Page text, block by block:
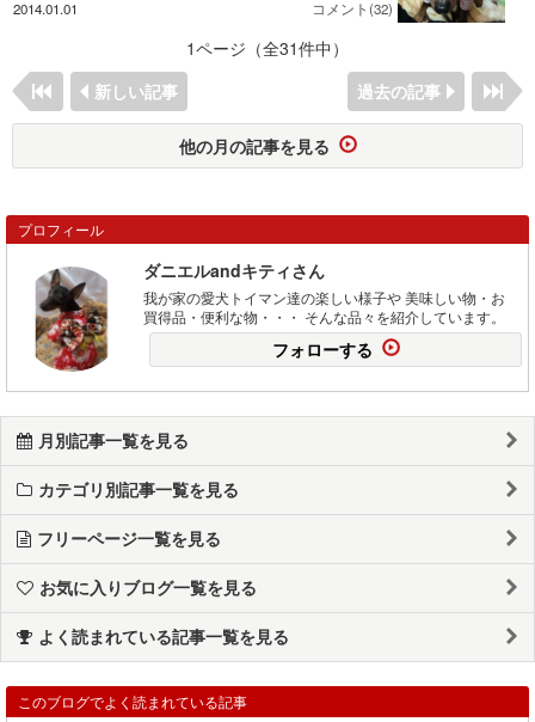
2014.01.01 コメント(32)
1ページ（全31件中）
新しい記事
過去の記事
他の月の記事を見る
プロフィール
ダニエルandキティさん
我が家の愛犬トイマン達の楽しい様子や 美味しい物・お
買得品・便利な物・・・ そんな品々を紹介しています。
フォローする
月別記事一覧を見る
カテゴリ別記事一覧を見る
フリーページ一覧を見る
お気に入りブログ一覧を見る
よく読まれている記事一覧を見る
このブログでよく読まれている記事